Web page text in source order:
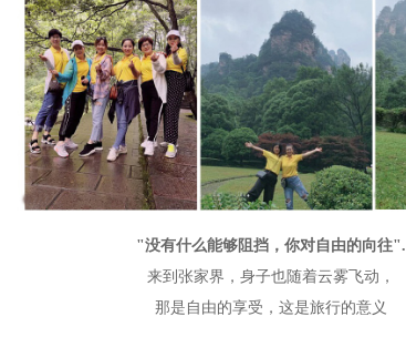
"没有什么能够阻挡，你对自由的向往".
来到张家界，身子也随着云雾飞动，
那是自由的享受，这是旅行的意义